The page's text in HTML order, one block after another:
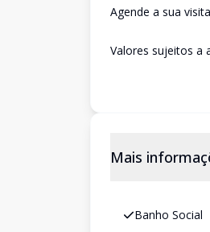
Agende a sua
Valores sujeitos a
Mais
Banho Social